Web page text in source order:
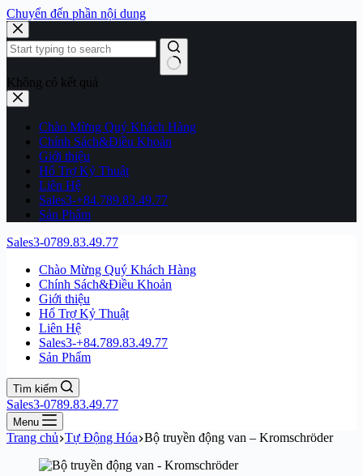
Chuyển đến phần nội dung
Không có kết quả
Chào Mừng Quý Khách Hàng
Chính Sách&Điều Khoản
Giới thiệu
Hổ Trợ Kỷ Thuật
Liên Hệ
Sales3-+84.789.83.49.77
Sản Phẩm
Sales3-0789.83.49.77
Chào Mừng Quý Khách Hàng
Chính Sách&Điều Khoản
Giới thiệu
Hổ Trợ Kỷ Thuật
Liên Hệ
Sales3-+84.789.83.49.77
Sản Phẩm
Tìm kiếm
Sales3-0789.83.49.77
Menu
Trang chủ Tự Động Hóa Bộ truyền động van – Kromschröder